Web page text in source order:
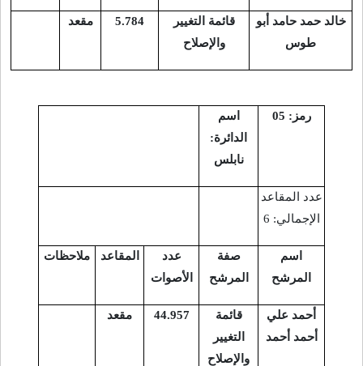
خالد حمد حامد أبو
طوس
قائمة التغيير
والإصلاح
5.784 مقعد
رمز: 05
اسم
الدائرة:
نابلس
عدد المقاعد
الإجمالي: 6
اسم
المرشح
صفة
المرشح
عدد
الأصوات
المقاعد ملاحظات
أحمد علي
أحمد أحمد
قائمة
التغيير
والإصلاح
44.957 مقعد